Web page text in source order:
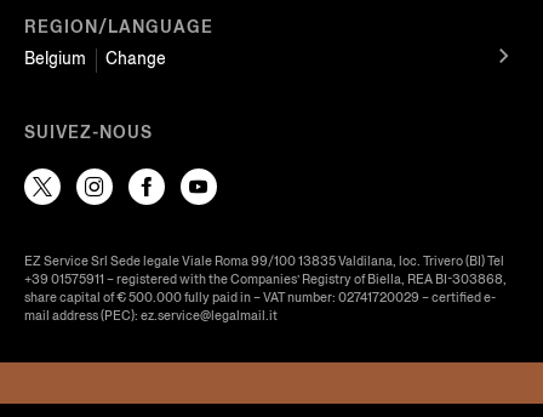
REGION/LANGUAGE
Belgium
Change
SUIVEZ-NOUS
EZ Service Srl Sede legale Viale Roma 99/100 13835 Valdilana, loc. Trivero (BI) Tel
+39 01575911 – registered with the Companies’ Registry of Biella, REA BI-303868,
share capital of € 500.000 fully paid in – VAT number: 02741720029 – certified e-
mail address (PEC): ez.service@legalmail.it